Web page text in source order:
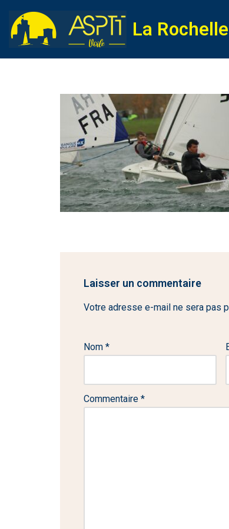
Aller
La Rochelle
Laisser un commentaire
Votre adresse e-mail ne sera pas
Nom *
Commentaire *